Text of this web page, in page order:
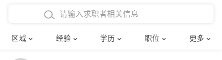
区域 经验 学历 职位 更多
在校学生工作经验
确定